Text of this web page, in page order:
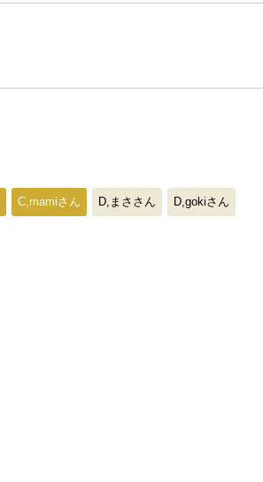
C,mamiさん D,まささん D,gokiさん